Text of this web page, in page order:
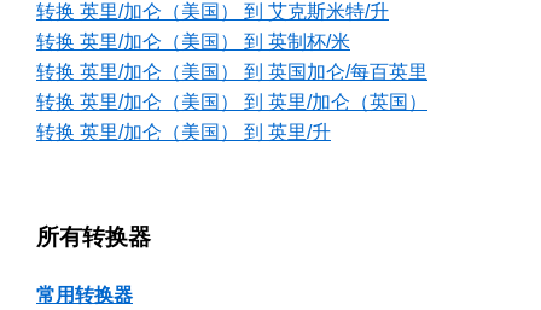
转换 英里/加仑（美国） 到 艾克斯米特/升
转换 英里/加仑（美国） 到 英制杯/米
转换 英里/加仑（美国） 到 英国加仑/每百英里
转换 英里/加仑（美国） 到 英里/加仑（英国）
转换 英里/加仑（美国） 到 英里/升
所有转换器
常用转换器